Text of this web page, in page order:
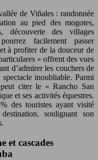
de Viñales : randonnée
au pied des mogotes,
découverte des villages
facilement passer
à profiter de la douceur de
» offrent des vues
d’admirer les couchers de
inoubliable. Parmi
citer le « Rancho San
et ses activités équestres.
des touristes ayant visité
soulignant son
et cascades